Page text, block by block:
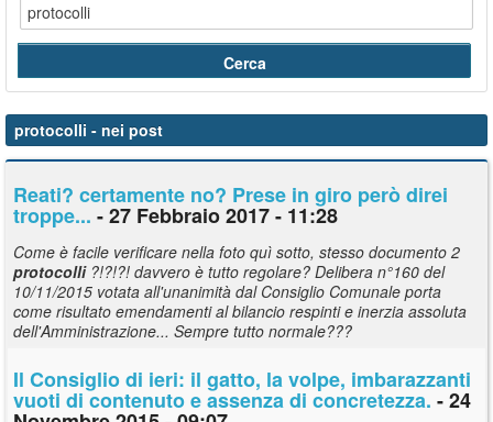
protocolli - nei post
Reati? certamente no? Prese in giro però direi
troppe... - 27 Febbraio 2017 - 11:28
Come è facile verificare nella foto quì sotto, stesso documento 2
protocolli?!?!?! davvero è tutto regolare? Delibera n°160 del
10/11/2015 votata all'unanimità dal Consiglio Comunale porta
come risultato emendamenti al bilancio respinti e inerzia assoluta
dell'Amministrazione... Sempre tutto normale???
Il Consiglio di ieri: il gatto, la volpe, imbarazzanti
vuoti di contenuto e assenza di concretezza. - 24